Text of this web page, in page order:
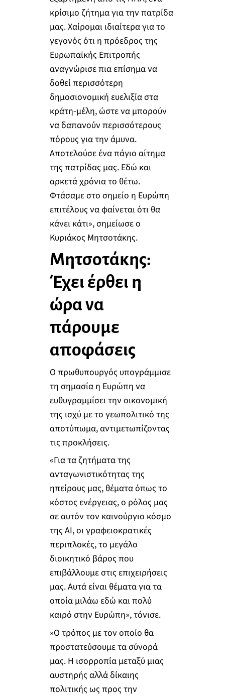
κρίσιμο ζήτημα για την πατρίδα
μας. Χαίρομαι ιδιαίτερα για το
γεγονός ότι η πρόεδρος της
Ευρωπαϊκής Επιτροπής
αναγνώρισε πια επίσημα να
δοθεί περισσότερη
δημοσιονομική ευελιξία στα
κράτη-μέλη, ώστε να μπορούν
να δαπανούν περισσότερους
πόρους για την άμυνα.
Αποτελούσε ένα πάγιο αίτημα
της πατρίδας μας. Εδώ και
αρκετά χρόνια το θέτω.
Φτάσαμε στο σημείο η Ευρώπη
επιτέλους να φαίνεται ότι θα
κάνει κάτι», σημείωσε ο
Κυριάκος Μητσοτάκης.
Μητσοτάκης:
Έχει έρθει η
ώρα να
πάρουμε
αποφάσεις
Ο πρωθυπουργός υπογράμμισε
τη σημασία η Ευρώπη να
ευθυγραμμίσει την οικονομική
της ισχύ με το γεωπολιτικό της
αποτύπωμα, αντιμετωπίζοντας
τις προκλήσεις.
«Για τα ζητήματα της
ανταγωνιστικότητας της
ηπείρους μας, θέματα όπως το
κόστος ενέργειας, ο ρόλος μας
σε αυτόν τον καινούργιο κόσμο
της AI, οι γραφειοκρατικές
περιπλοκές, το μεγάλο
διοικητικό βάρος που
επιβάλλουμε στις επιχειρήσεις
μας. Αυτά είναι θέματα για τα
οποία μιλάω εδώ και πολύ
καιρό στην Ευρώπη», τόνισε.
»Ο τρόπος με τον οποίο θα
προστατεύσουμε τα σύνορά
μας. Η ισορροπία μεταξύ μιας
αυστηρής αλλά δίκαιης
πολιτικής ως προς την